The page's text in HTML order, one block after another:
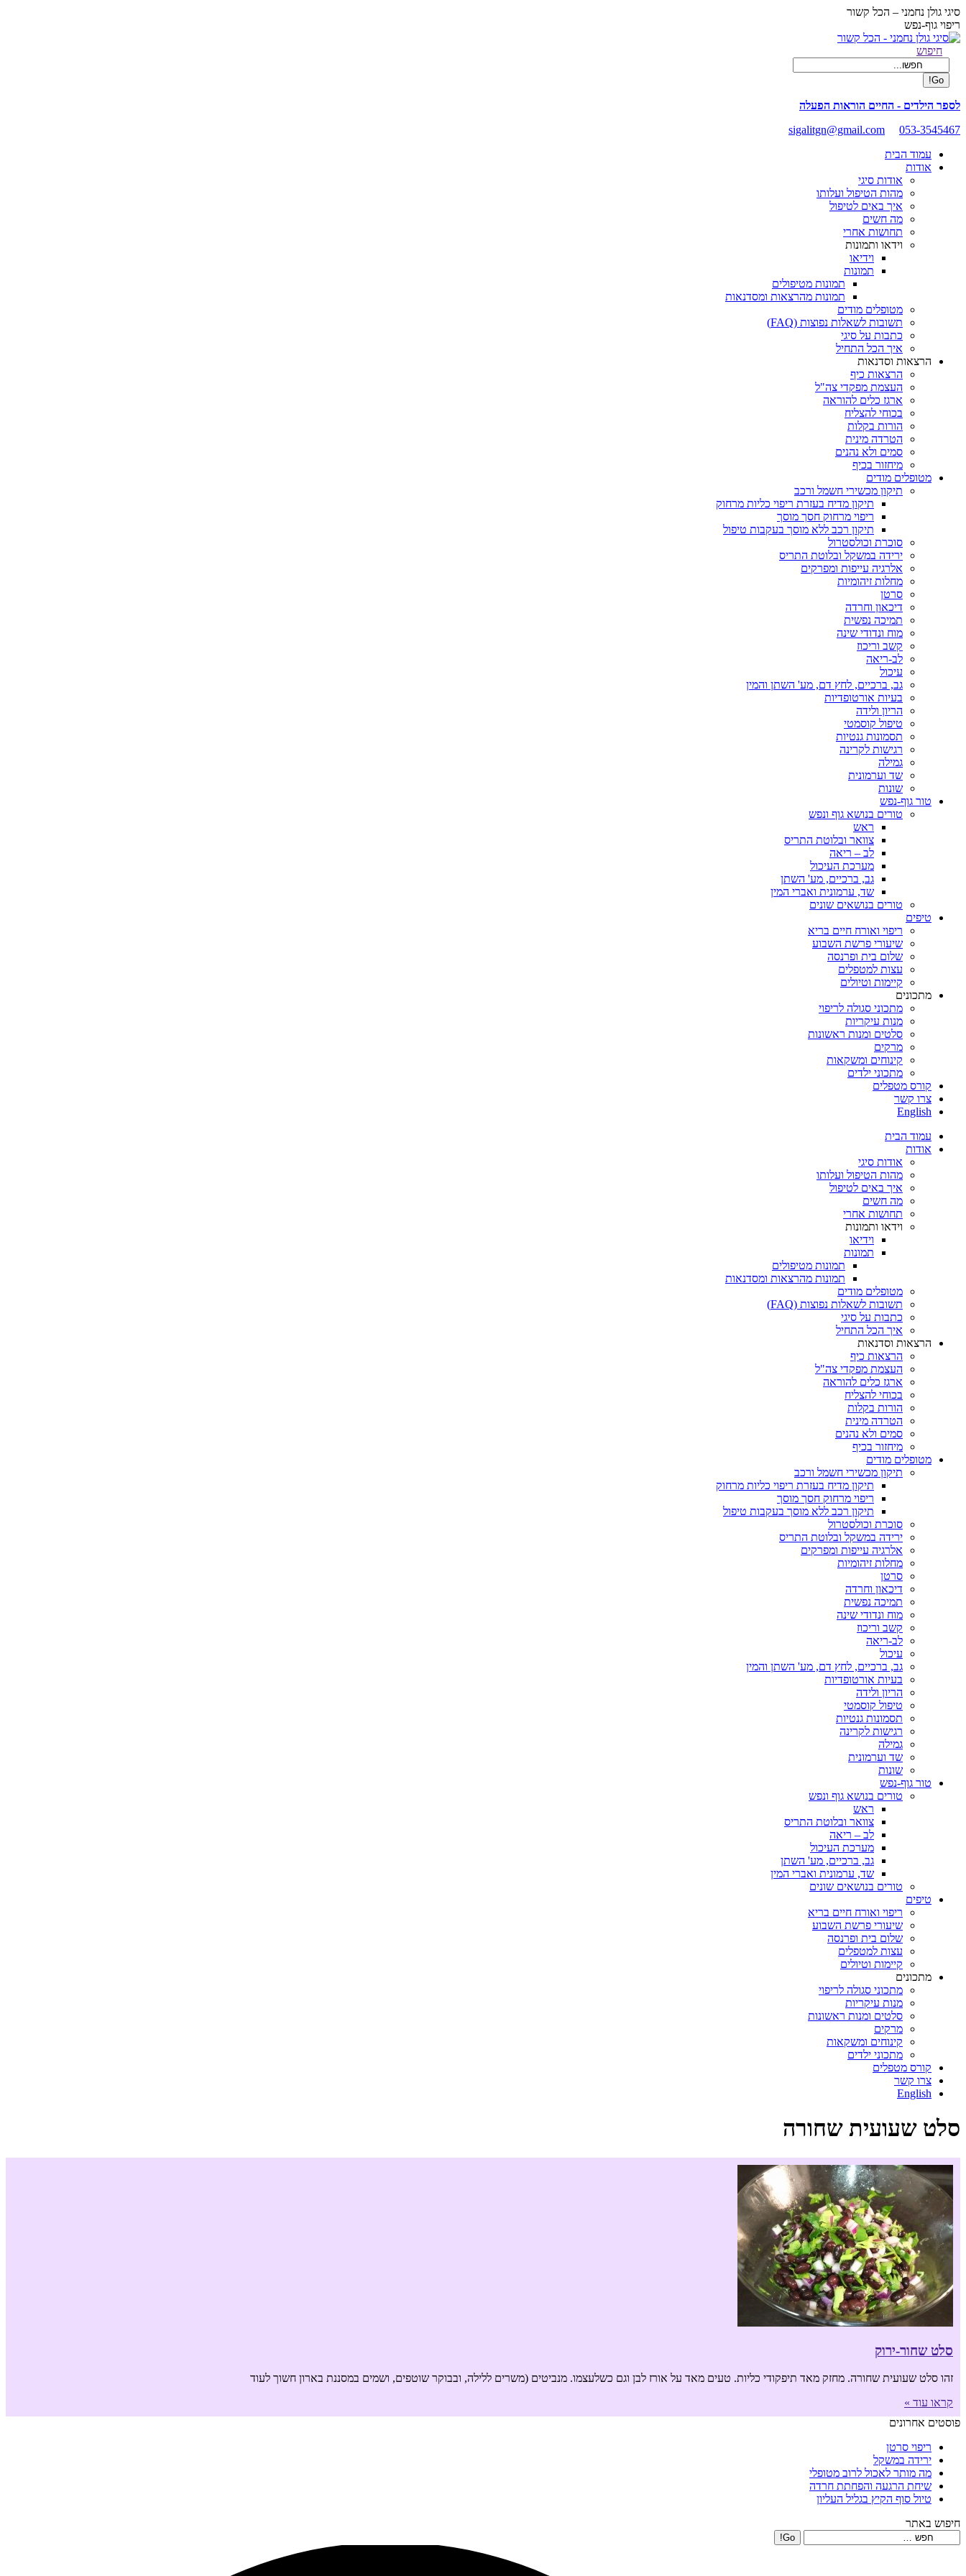
Skip
to
content
סיגי גולן נחמני – הכל קשור
ריפוי גוף-נפש
Facebook
opens
new
window
Search:
חיפוש
לספר הילדים - החיים הוראות הפעלה
sigalitgn@gmail.com
053-3545467
עמוד הבית
אודות
אודות סיגי
מהות הטיפול ועלותו
איך באים לטיפול
מה חשים
תחושות אחרי
וידאו ותמונות
וידיאו
תמונות
תמונות מטיפולים
תמונות מהרצאות ומסדנאות
מטופלים מודים
תשובות לשאלות נפוצות (FAQ)
כתבות על סיגי
איך הכל התחיל
הרצאות וסדנאות
הרצאות כיף
העצמת מפקדי צה"ל
ארגז כלים להוראה
בכוחי להצליח
הורות בקלות
הטרדה מינית
סמים ולא נהנים
מיחזור בכיף
מטופלים מודים
תיקון מכשירי חשמל ורכב
תיקון מדיח בעזרת ריפוי כליות מרחוק
ריפוי מרחוק חסך מוסך
תיקון רכב ללא מוסך בעקבות טיפול
סוכרת וכולסטרול
ירידה במשקל ובלוטת התריס
אלרגיה עייפות ומפרקים
מחלות זיהומיות
סרטן
דיכאון וחרדה
תמיכה נפשית
מוח ונדודי שינה
קשב וריכוז
לב-ריאה
עיכול
גב, ברכיים, לחץ דם, מע' השתן והמין
בעיות אורטופדיות
הריון ולידה
טיפול קוסמטי
תסמונות גנטיות
רגישות לקרינה
גמילה
שד וערמונית
שונות
טור גוף-נפש
טורים בנושא גוף ונפש
ראש
צוואר ובלוטת התריס
לב – ריאה
מערכת העיכול
גב, ברכיים, מע' השתן
שד, ערמונית ואברי המין
טורים בנושאים שונים
טיפים
ריפוי ואורח חיים בריא
שיעורי פרשת השבוע
שלום בית ופרנסה
עצות למטפלים
קיימות וטיולים
מתכונים
מתכוני סגולה לריפוי
מנות עיקריות
סלטים ומנות ראשונות
מרקים
קינוחים ומשקאות
מתכוני ילדים
קורס מטפלים
צרו קשר
English
עמוד הבית
אודות
אודות סיגי
מהות הטיפול ועלותו
איך באים לטיפול
מה חשים
תחושות אחרי
וידאו ותמונות
וידיאו
תמונות
תמונות מטיפולים
תמונות מהרצאות ומסדנאות
מטופלים מודים
תשובות לשאלות נפוצות (FAQ)
כתבות על סיגי
איך הכל התחיל
הרצאות וסדנאות
הרצאות כיף
העצמת מפקדי צה"ל
ארגז כלים להוראה
בכוחי להצליח
הורות בקלות
הטרדה מינית
סמים ולא נהנים
מיחזור בכיף
מטופלים מודים
תיקון מכשירי חשמל ורכב
תיקון מדיח בעזרת ריפוי כליות מרחוק
ריפוי מרחוק חסך מוסך
תיקון רכב ללא מוסך בעקבות טיפול
סוכרת וכולסטרול
ירידה במשקל ובלוטת התריס
אלרגיה עייפות ומפרקים
מחלות זיהומיות
סרטן
דיכאון וחרדה
תמיכה נפשית
מוח ונדודי שינה
קשב וריכוז
לב-ריאה
עיכול
גב, ברכיים, לחץ דם, מע' השתן והמין
בעיות אורטופדיות
הריון ולידה
טיפול קוסמטי
תסמונות גנטיות
רגישות לקרינה
גמילה
שד וערמונית
שונות
טור גוף-נפש
טורים בנושא גוף ונפש
ראש
צוואר ובלוטת התריס
לב – ריאה
מערכת העיכול
גב, ברכיים, מע' השתן
שד, ערמונית ואברי המין
טורים בנושאים שונים
טיפים
ריפוי ואורח חיים בריא
שיעורי פרשת השבוע
שלום בית ופרנסה
עצות למטפלים
קיימות וטיולים
מתכונים
מתכוני סגולה לריפוי
מנות עיקריות
סלטים ומנות ראשונות
מרקים
קינוחים ומשקאות
מתכוני ילדים
קורס מטפלים
צרו קשר
English
סלט שעועית שחורה
סלט שחור-ירוק
זהו סלט שעועית שחורה. מחזק מאד תיפקודי כליות. טעים מאד על אורז לבן וגם כשלעצמו. מנביטים (משרים ללילה, ובבוקר שוטפים, ושמים במסננת בארון חשוך לעוד
קראו עוד »
פוסטים אחרונים
ריפוי סרטן
ירידה במשקל
מה מותר לאכול לרוב מטופלי
שיחת הרגעה והפחתת חרדה
טיול סוף הקיץ בגליל העליון
חיפוש באתר
Search: